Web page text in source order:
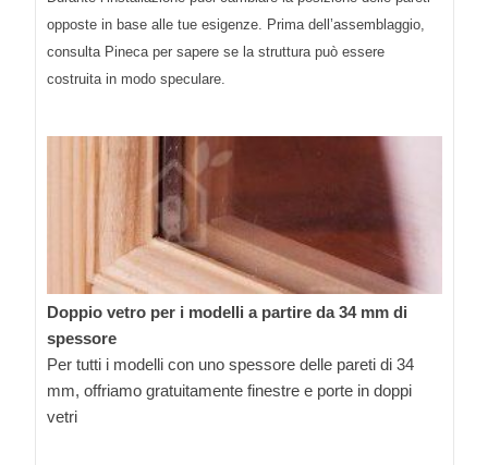
opposte in base alle tue esigenze. Prima dell’assemblaggio,
consulta Pineca per sapere se la struttura può essere
costruita in modo speculare.
Doppio vetro per i modelli a partire da 34 mm di
spessore
Per tutti i modelli con uno spessore delle pareti di 34
mm, offriamo gratuitamente finestre e porte in doppi
vetri